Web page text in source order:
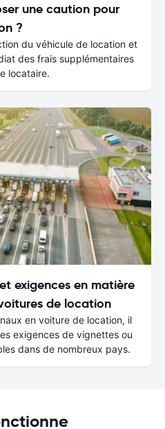
une caution pour
?
du véhicule de location et
des frais supplémentaires
locataire.
exigences en matière
de location
en voiture de location, il
exigences de vignettes ou
dans de nombreux pays.